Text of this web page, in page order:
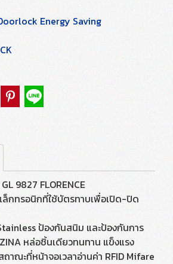
Energy Saving
9827 FLORENCE
ล็กทรอนิกที่ใช้บัตรทาบเพื่อเปิด-ปิด
ป้องกันสนิม และป้องกันการ
หล่อชิ้นเดียวทนทาน แข็งแรง
ถาณะที่หน้าจอเวลาอ่านค่า RFID Mifare